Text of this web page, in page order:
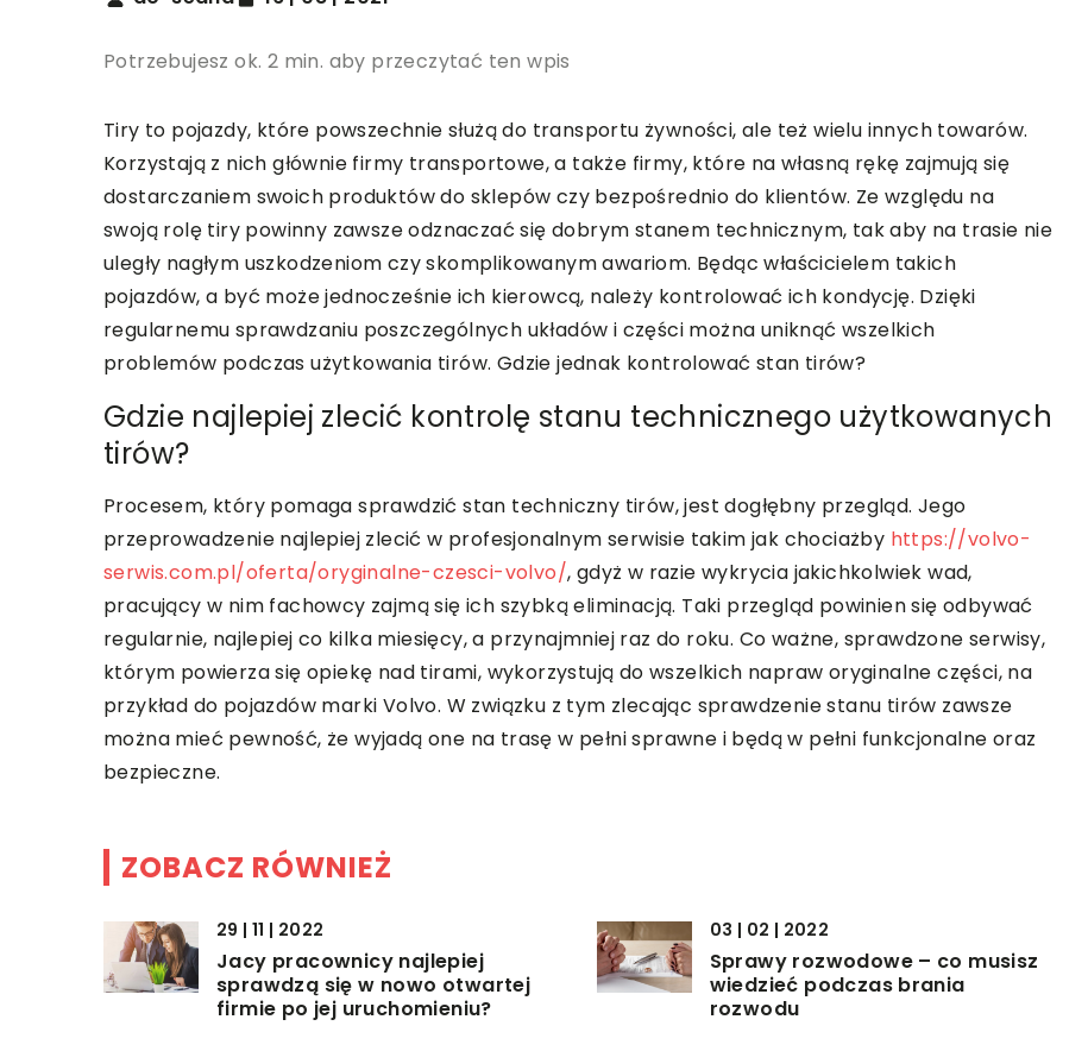
Potrzebujesz ok. 2 min. aby przeczytać ten wpis
Tiry to pojazdy, które powszechnie służą do transportu żywności, ale też wielu innych towarów.
Korzystają z nich głównie firmy transportowe, a także firmy, które na własną rękę zajmują się
dostarczaniem swoich produktów do sklepów czy bezpośrednio do klientów. Ze względu na
swoją rolę tiry powinny zawsze odznaczać się dobrym stanem technicznym, tak aby na trasie nie
uległy nagłym uszkodzeniom czy skomplikowanym awariom. Będąc właścicielem takich
pojazdów, a być może jednocześnie ich kierowcą, należy kontrolować ich kondycję. Dzięki
regularnemu sprawdzaniu poszczególnych układów i części można uniknąć wszelkich
problemów podczas użytkowania tirów. Gdzie jednak kontrolować stan tirów?
Gdzie najlepiej zlecić kontrolę stanu technicznego użytkowanych
tirów?
Procesem, który pomaga sprawdzić stan techniczny tirów, jest dogłębny przegląd. Jego
przeprowadzenie najlepiej zlecić w profesjonalnym serwisie takim jak chociażby https://volvo-
serwis.com.pl/oferta/oryginalne-czesci-volvo/, gdyż w razie wykrycia jakichkolwiek wad,
pracujący w nim fachowcy zajmą się ich szybką eliminacją. Taki przegląd powinien się odbywać
regularnie, najlepiej co kilka miesięcy, a przynajmniej raz do roku. Co ważne, sprawdzone serwisy,
którym powierza się opiekę nad tirami, wykorzystują do wszelkich napraw oryginalne części, na
przykład do pojazdów marki Volvo. W związku z tym zlecając sprawdzenie stanu tirów zawsze
można mieć pewność, że wyjadą one na trasę w pełni sprawne i będą w pełni funkcjonalne oraz
bezpieczne.
ZOBACZ RÓWNIEŻ
29 | 11 | 2022
Jacy pracownicy najlepiej
sprawdzą się w nowo otwartej
firmie po jej uruchomieniu?
03 | 02 | 2022
Sprawy rozwodowe – co musisz
wiedzieć podczas brania
rozwodu